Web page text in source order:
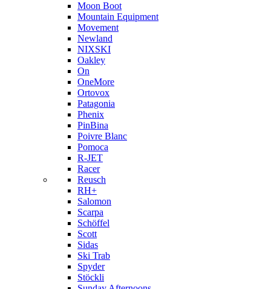
Moon Boot
Mountain Equipment
Movement
Newland
NIXSKI
Oakley
On
OneMore
Ortovox
Patagonia
Phenix
PinBina
Poivre Blanc
Pomoca
R-JET
Racer
Reusch
RH+
Salomon
Scarpa
Schöffel
Scott
Sidas
Ski Trab
Spyder
Stöckli